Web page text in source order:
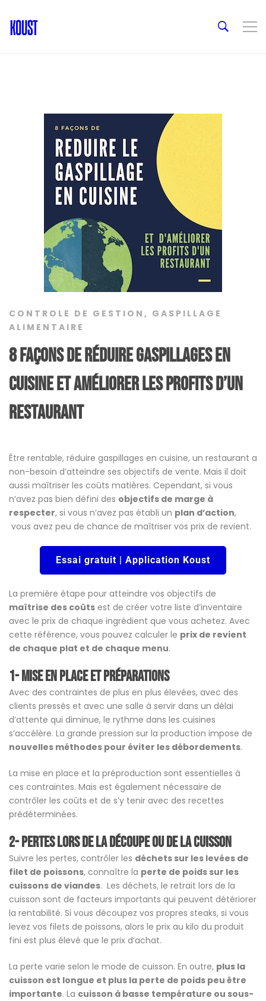
CONTROLE DE GESTION , GASPILLAGE
ALIMENTAIRE
8 façons de réduire gaspillages en
cuisine et améliorer les profits d’un
restaurant
Être rentable, réduire gaspillages en cuisine, un restaurant a
non-besoin d’atteindre ses objectifs de vente. Mais il doit
aussi maîtriser les coûts matières. Cependant, si vous
n’avez pas bien défini des objectifs de marge à
respecter, si vous n’avez pas établi un plan d’action,
vous avez peu de chance de maîtriser vos prix de revient.
Essai gratuit | Application Koust
La première étape pour atteindre vos objectifs de
maîtrise des coûts est de créer votre liste d’inventaire
avec le prix de chaque ingrédient que vous achetez. Avec
cette référence, vous pouvez calculer le prix de revient
de chaque plat et de chaque menu.
1- Mise en place et préparations
Avec des contraintes de plus en plus élevées, avec des
clients pressés et avec une salle à servir dans un délai
d’attente qui diminue, le rythme dans les cuisines
s’accélère. La grande pression sur la production impose de
nouvelles méthodes pour éviter les débordements.
La mise en place et la préproduction sont essentielles à
ces contraintes. Mais est également nécessaire de
contrôler les coûts et de s’y tenir avec des recettes
prédéterminées.
2- Pertes lors de la découpe ou de la cuisson
Suivre les pertes, contrôler les déchets sur les levées de
filet de poissons, connaître la perte de poids sur les
cuissons de viandes. Les déchets, le retrait lors de la
cuisson sont de facteurs importants qui peuvent détériorer
la rentabilité. Si vous découpez vos propres steaks, si vous
levez vos filets de poissons, alors le prix au kilo du produit
fini est plus élevé que le prix d’achat.
La perte varie selon le mode de cuisson. En outre, plus la
cuisson est longue et plus la perte de poids peu être
importante. La cuisson à basse température ou sous-